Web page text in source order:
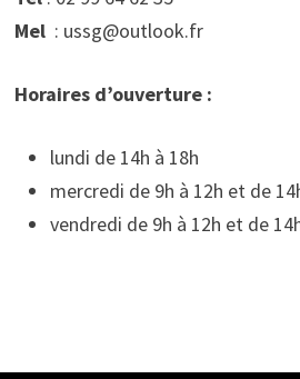
Mel : ussg@outlook.fr
Horaires d’ouverture :
lundi de 14h à 18h
mercredi de 9h à 12h et de
vendredi de 9h à 12h et de